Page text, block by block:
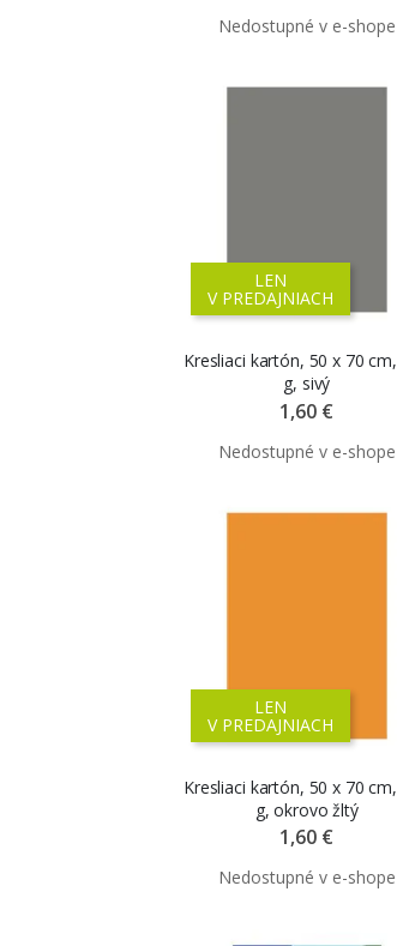
LEN
V PREDAJNIACH
Kresliaci kartón, 50 x 70
g, sivý
1,60 €
LEN
V PREDAJNIACH
Kresliaci kartón, 50 x 70
g, okrovo žltý
1,60 €